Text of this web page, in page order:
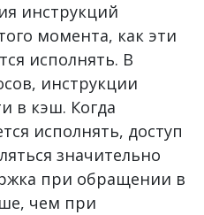
инструкций
момента, как эти
исполнять. В
инструкции
в кэш. Когда
исполнять, доступ
значительно
при обращении в
чем при